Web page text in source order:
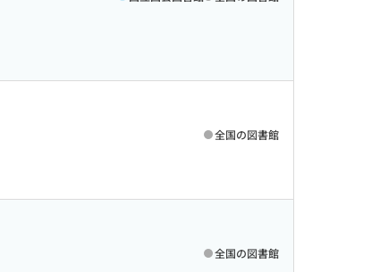
全国の図書館
全国の図書館